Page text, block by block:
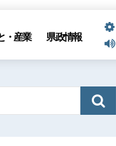
・産業 県政情報